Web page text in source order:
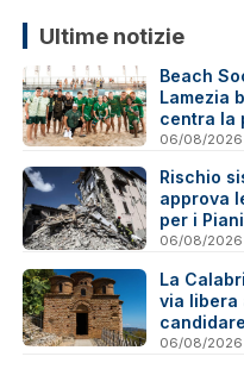
Ultime notizie
Beach
Lamezia
centra la
massimo
06/08/2026
Rischio
approva
per i
06/08/2026
La
via libera
Greco
06/08/2026